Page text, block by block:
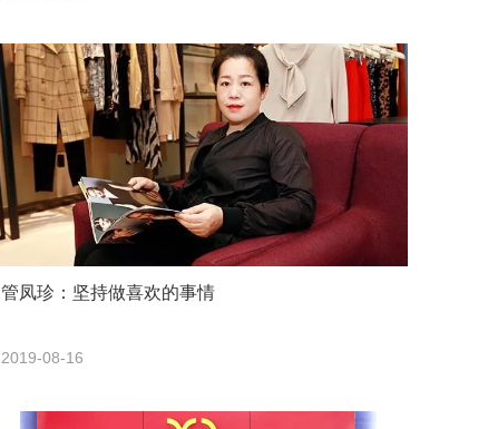
管凤珍：坚持做喜欢的事情
2019-08-16